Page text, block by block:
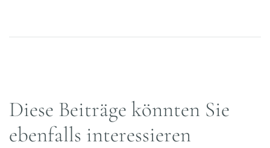
Diese Beiträge könnten Sie
ebenfalls interessieren